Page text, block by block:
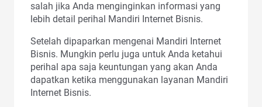
salah jika Anda menginginkan informasi yang
lebih detail perihal Mandiri Internet Bisnis.
Setelah dipaparkan mengenai Mandiri Internet
Bisnis. Mungkin perlu juga untuk Anda ketahui
perihal apa saja keuntungan yang akan Anda
dapatkan ketika menggunakan layanan Mandiri
Internet Bisnis.